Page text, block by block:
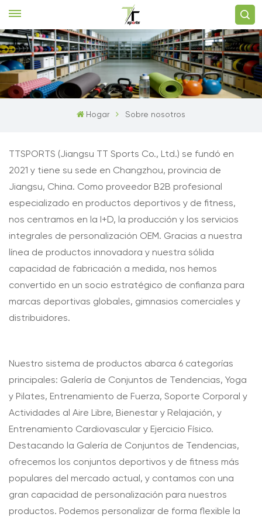
Hogar Sobre nosotros
TTSPORTS (Jiangsu TT Sports Co., Ltd.) se fundó en
2021 y tiene su sede en Changzhou, provincia de
Jiangsu, China. Como proveedor B2B profesional
especializado en productos deportivos y de fitness,
nos centramos en la I+D, la producción y los servicios
integrales de personalización OEM. Gracias a nuestra
línea de productos innovadora y nuestra sólida
capacidad de fabricación a medida, nos hemos
convertido en un socio estratégico de confianza para
marcas deportivas globales, gimnasios comerciales y
distribuidores.
Nuestro sistema de productos abarca 6 categorías
principales: Galería de Conjuntos de Tendencias, Yoga
y Pilates, Entrenamiento de Fuerza, Soporte Corporal y
Actividades al Aire Libre, Bienestar y Relajación, y
Entrenamiento Cardiovascular y Ejercicio Físico.
Destacando la Galería de Conjuntos de Tendencias,
ofrecemos los conjuntos deportivos y de fitness más
populares del mercado actual, y contamos con una
gran capacidad de personalización para nuestros
productos. Podemos personalizar de forma flexible la